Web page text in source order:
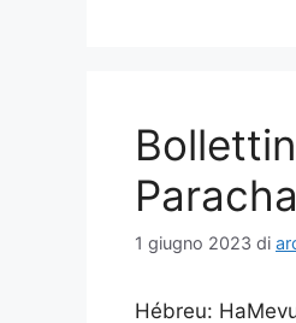
1 giugno 2023 di
Hébreu: